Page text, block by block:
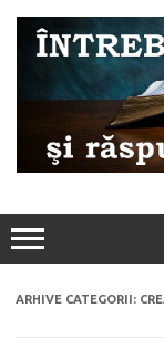
conținut
ARHIVE CATEGORII: